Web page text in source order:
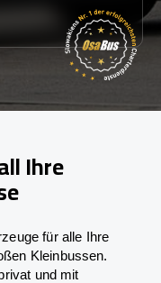
Ihre
für alle Ihre
Kleinbussen.
und mit